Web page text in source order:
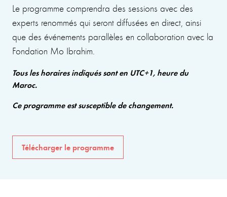
Le programme comprendra des sessions avec des
experts renommés qui seront diffusées en direct, ainsi
que des événements parallèles en collaboration avec la
Fondation Mo Ibrahim.
Tous les horaires indiqués sont en UTC+1, heure du
Maroc.
Ce programme est susceptible de changement.
Télécharger le programme